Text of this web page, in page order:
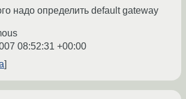
надо определить default gateway
08:52:31 +00:00